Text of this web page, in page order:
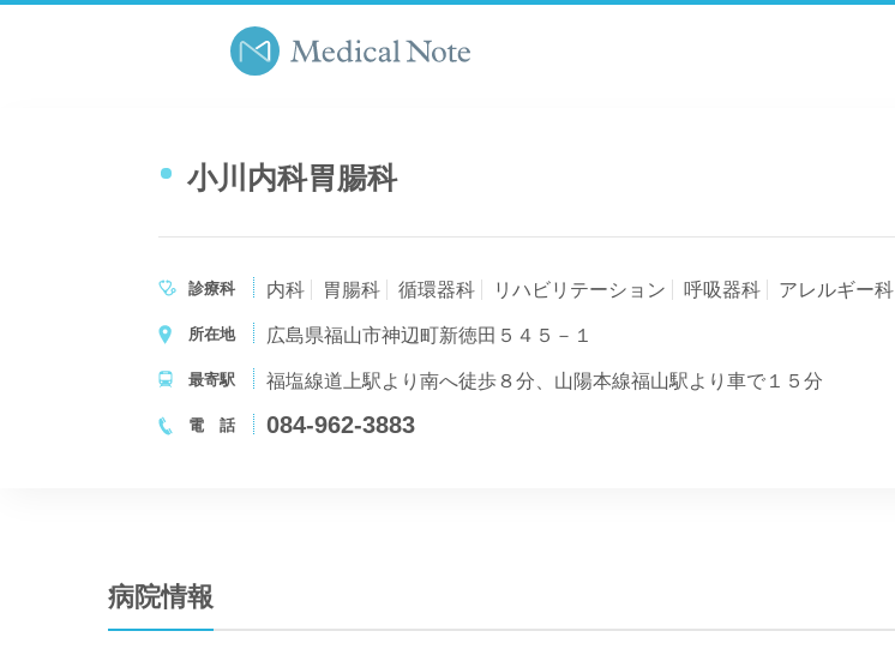
小川内科胃腸科
診療科 内科 胃腸科 循環器科 リハビリテーション 呼吸器科 アレルギー科
所在地 広島県福山市神辺町新徳田５４５－１
最寄駅 福塩線道上駅より南へ徒歩８分、山陽本線福山駅より車で１５分
電 話 084-962-3883
病院情報